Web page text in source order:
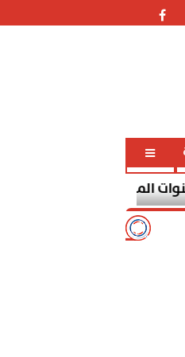
لمباراة برشلونة وسيلتا